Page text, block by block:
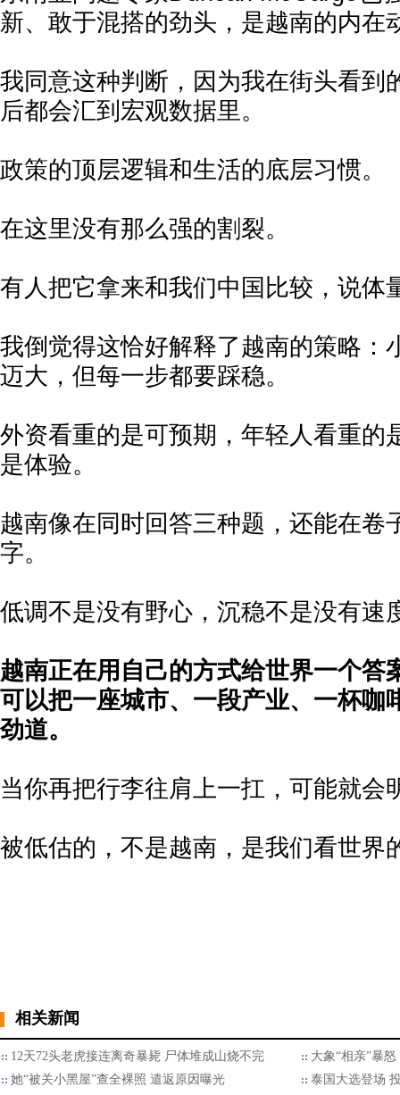
新、敢于混搭的劲头，是越南的内在
我同意这种判断，因为我在街头看到
后都会汇到宏观数据里。
政策的顶层逻辑和生活的底层习惯。
在这里没有那么强的割裂。
有人把它拿来和我们中国比较，说体
我倒觉得这恰好解释了越南的策略：
迈大，但每一步都要踩稳。
外资看重的是可预期，年轻人看重的
是体验。
越南像在同时回答三种题，还能在卷
字。
低调不是没有野心，沉稳不是没有速
越南正在用自己的方式给世界一个答
可以把一座城市、一段产业、一杯咖
劲道。
当你再把行李往肩上一扛，可能就会
被低估的，不是越南，是我们看世界
相关新闻
12天72头老虎接连离奇暴毙 尸体堆成山烧不完
大象“相亲”暴
她“被关小黑屋”查全裸照 遣返原因曝光
泰国大选登场